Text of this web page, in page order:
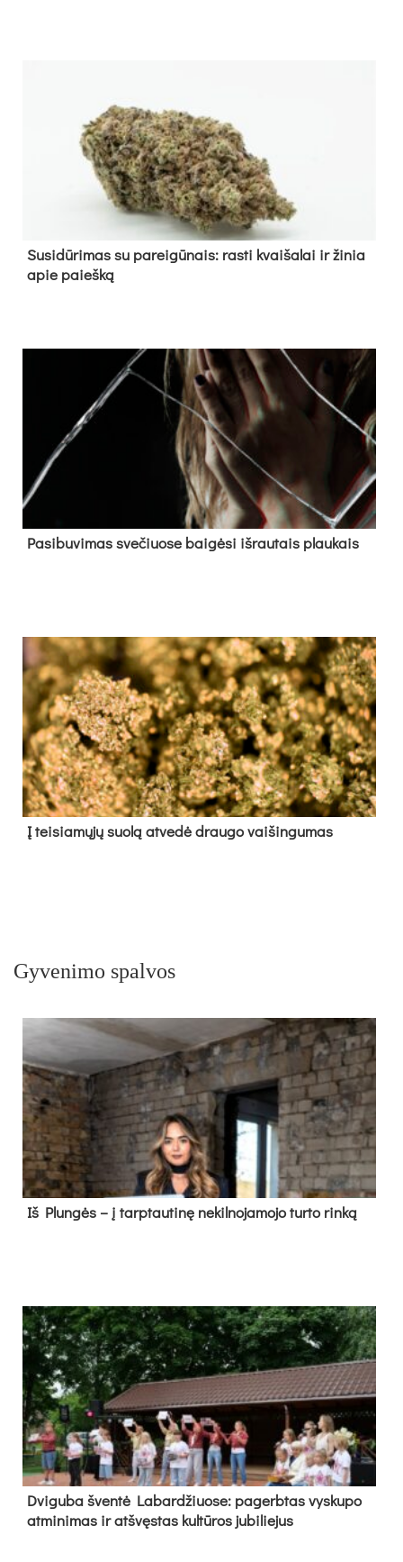
Su­si­dū­ri­mas su pa­rei­gū­nais: ras­ti kvai­ša­lai ir ži­nia
apie paieš­ką
Pa­si­bu­vi­mas sve­čiuo­se bai­gė­si iš­rau­tais plau­kais
Į tei­sia­mų­jų suo­lą at­ve­dė drau­go vai­šin­gu­mas
Gyvenimo spalvos
Iš Plungės – į tarptautinę nekilnojamojo turto rinką
Dvi­gu­ba šven­tė La­bar­džiuo­se: pa­gerb­tas vys­ku­po
at­mi­ni­mas ir at­švęs­tas kul­tū­ros ju­bi­lie­jus